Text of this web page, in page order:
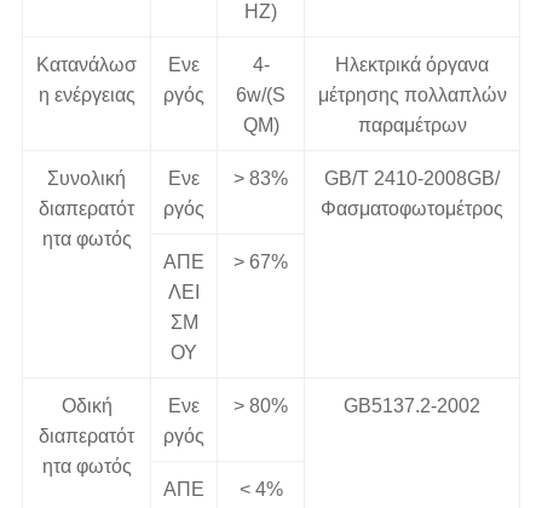
HZ)
Κατανάλωσ
η ενέργειας
Ενε
ργός
4-
6w/(S
QM)
Ηλεκτρικά όργανα
μέτρησης πολλαπλών
παραμέτρων
Συνολική
διαπερατότ
ητα φωτός
Ενε
ργός
> 83%
GB/T 2410-2008GB/
Φασματοφωτομέτρος
ΑΠΕ
ΛΕΙ
ΣΜ
ΟΥ
> 67%
Οδική
διαπερατότ
ητα φωτός
Ενε
ργός
> 80% GB5137.2-2002
ΑΠΕ
< 4%